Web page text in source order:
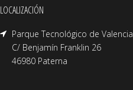
LOCALIZACIÓN
Parque Tecnológico de Valencia
C/ Benjamín Franklin 26
46980 Paterna